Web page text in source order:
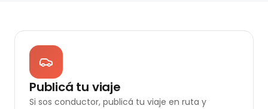
Publicá tu viaje
Si sos conductor, publicá tu viaje en ruta y